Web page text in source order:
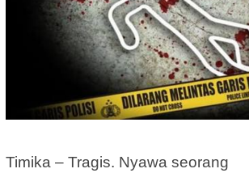
Timika – Tragis. Nyawa seorang